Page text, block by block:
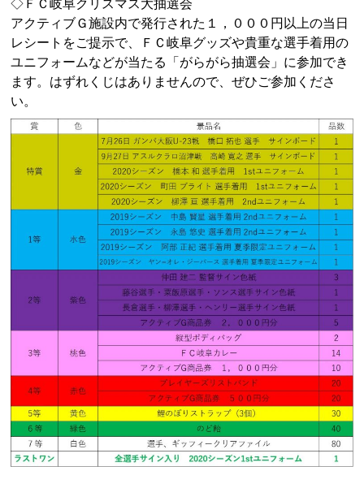
◇ＦＣ岐阜クリスマス大抽選会
アクティブＧ施設内で発行された１，０００円以上の当日
レシートをご提示で、ＦＣ岐阜グッズや貴重な選手着用の
ユニフォームなどが当たる「がらがら抽選会」に参加でき
ます。はずれくじはありませんので、ぜひご参加くださ
い。